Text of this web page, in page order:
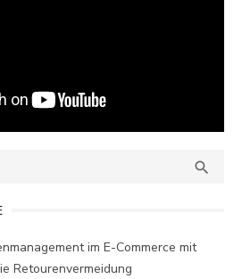

im E-Commerce mit
Retourenvermeidung